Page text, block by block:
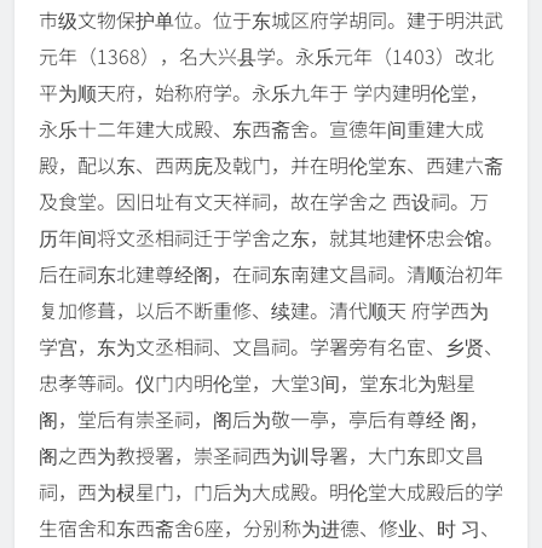
市级文物保护单位。位于东城区府学胡同。建于明洪武
元年（1368），名大兴县学。永乐元年（1403）改北
平为顺天府，始称府学。永乐九年于 学内建明伦堂，
永乐十二年建大成殿、东西斋舍。宣德年间重建大成
殿，配以东、西两庑及戟门，并在明伦堂东、西建六斋
及食堂。因旧址有文天祥祠，故在学舍之 西设祠。万
历年间将文丞相祠迁于学舍之东，就其地建怀忠会馆。
后在祠东北建尊经阁，在祠东南建文昌祠。清顺治初年
复加修葺，以后不断重修、续建。清代顺天 府学西为
学宫，东为文丞相祠、文昌祠。学署旁有名宦、乡贤、
忠孝等祠。仪门内明伦堂，大堂3间，堂东北为魁星
阁，堂后有崇圣祠，阁后为敬一亭，亭后有尊经 阁，
阁之西为教授署，崇圣祠西为训导署，大门东即文昌
祠，西为棂星门，门后为大成殿。明伦堂大成殿后的学
生宿舍和东西斋舍6座，分别称为进德、修业、时 习、